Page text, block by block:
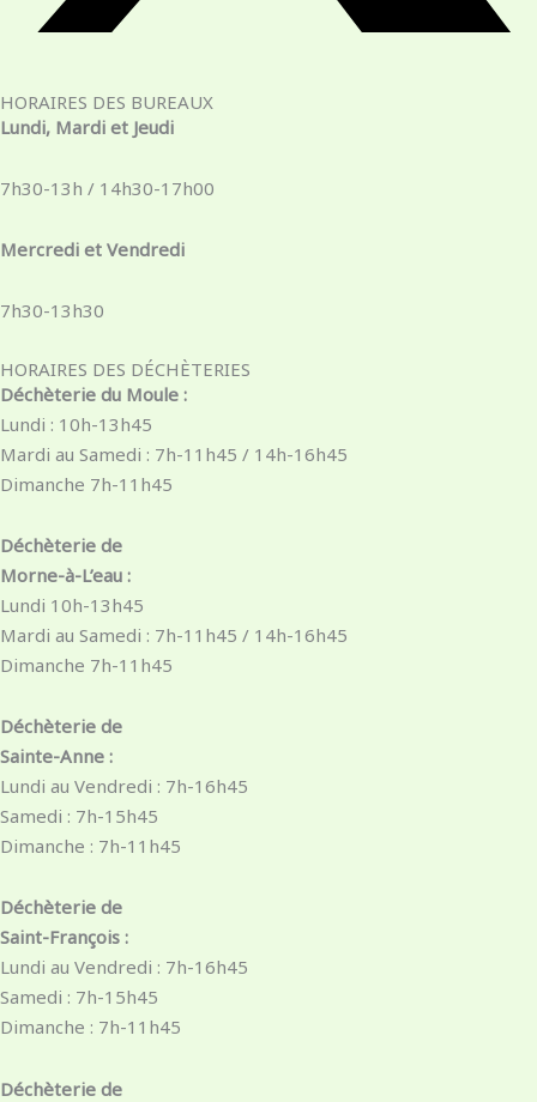
HORAIRES DES BUREAUX
Lundi, Mardi et Jeudi
7h30-13h / 14h30-17h00
Mercredi et Vendredi
7h30-13h30
HORAIRES DES DÉCHÈTERIES
Déchèterie du Moule :
Lundi : 10h-13h45
Mardi au Samedi : 7h-11h45 / 14h-16h45
Dimanche 7h-11h45
Déchèterie de
Morne-à-L’eau :
Lundi 10h-13h45
Mardi au Samedi : 7h-11h45 / 14h-16h45
Dimanche 7h-11h45
Déchèterie de
Sainte-Anne :
Lundi au Vendredi : 7h-16h45
Samedi : 7h-15h45
Dimanche : 7h-11h45
Déchèterie de
Saint-François :
Lundi au Vendredi : 7h-16h45
Samedi : 7h-15h45
Dimanche : 7h-11h45
Déchèterie de